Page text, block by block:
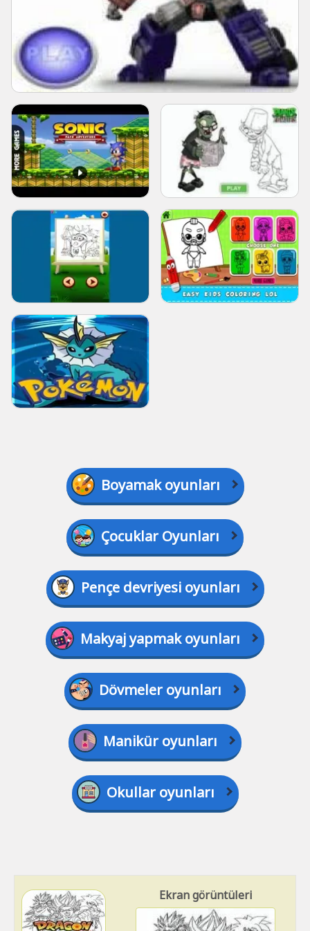
Boyamak oyunları
Çocuklar Oyunları
Pençe devriyesi oyunları
Makyaj yapmak oyunları
Dövmeler oyunları
Manikür oyunları
Okullar oyunları
Ekran görüntüleri